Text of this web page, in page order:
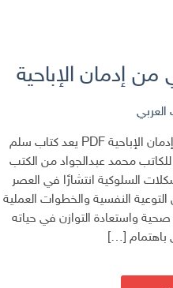
إدمان الإباحية
العربي
نبذة عن كتاب سلم التعافي من إدمان الإباحية PDF يعد كتاب سلم
التعافي من إدمان الإباحية PDF للكاتب محمد عبدالجواد من الكتب
السلوكية انتشارًا في العصر
النفسية والخطوات العملية
واستعادة التوازن في حياته
[…]